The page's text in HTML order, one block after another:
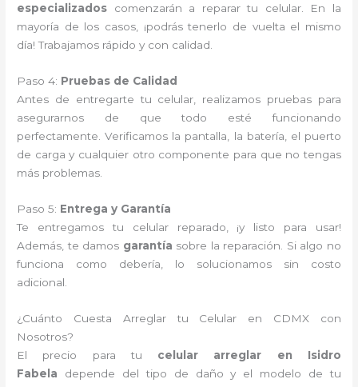
especializados comenzarán a reparar tu celular. En la
mayoría de los casos, ¡podrás tenerlo de vuelta el mismo
día! Trabajamos rápido y con calidad.
Paso 4: Pruebas de Calidad
Antes de entregarte tu celular, realizamos pruebas para
asegurarnos de que todo esté funcionando
perfectamente. Verificamos la pantalla, la batería, el puerto
de carga y cualquier otro componente para que no tengas
más problemas.
Paso 5: Entrega y Garantía
Te entregamos tu celular reparado, ¡y listo para usar!
Además, te damos garantía sobre la reparación. Si algo no
funciona como debería, lo solucionamos sin costo
adicional.
¿Cuánto Cuesta Arreglar tu Celular en CDMX con
Nosotros?
El precio para tu celular arreglar en Isidro
Fabela depende del tipo de daño y el modelo de tu